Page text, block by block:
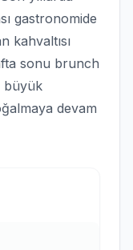
gastronomide
kahvaltısı
sonu brunch
büyük
devam